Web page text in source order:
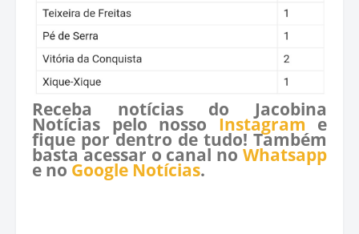
Receba notícias do Jacobina
Notícias pelo nosso Instagram e
fique por dentro de tudo! Também
basta acessar o canal no Whatsapp
e no Google Notícias.